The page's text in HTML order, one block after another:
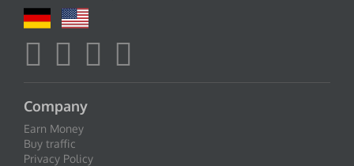
Company
Earn Money
Buy traffic
Privacy Policy